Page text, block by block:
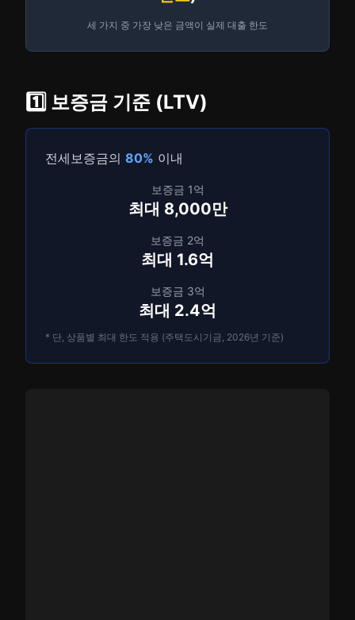
세 가지 중 가장 낮은 금액이 실제 대출 한도
1️⃣ 보증금 기준 (LTV)
전세보증금의 80% 이내
보증금 1억
최대 8,000만
보증금 2억
최대 1.6억
보증금 3억
최대 2.4억
* 단, 상품별 최대 한도 적용 (주택도시기금, 2026년 기준)